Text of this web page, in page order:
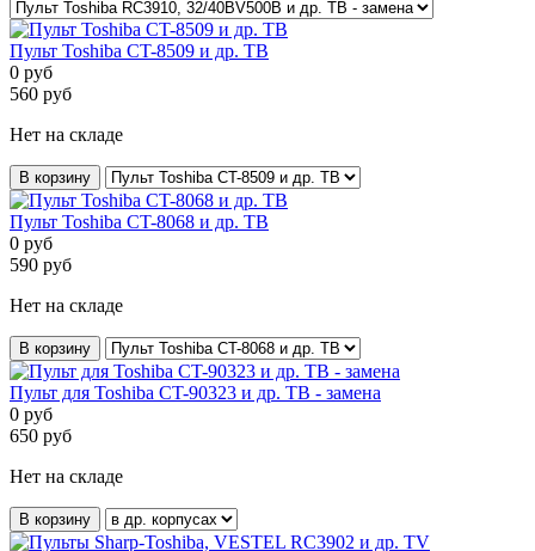
Пульт Toshiba CT-8509 и др. ТВ
0 руб
560 руб
Нет на складе
В корзину
Пульт Toshiba CT-8068 и др. ТВ
0 руб
590 руб
Нет на складе
В корзину
Пульт для Toshiba CT-90323 и др. ТВ - замена
0 руб
650 руб
Нет на складе
В корзину